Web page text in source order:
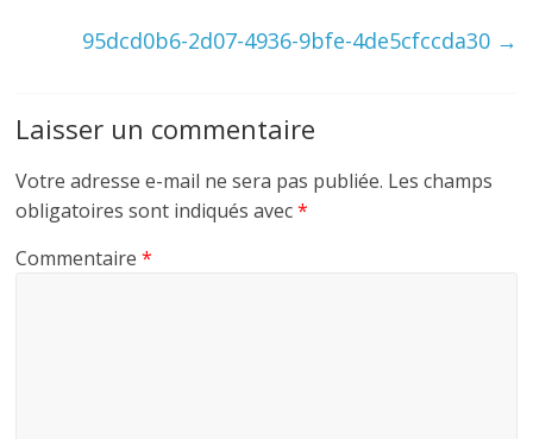
95dcd0b6-2d07-4936-9bfe-4de5cfccda30 →
Laisser un commentaire
Votre adresse e-mail ne sera pas publiée. Les champs
obligatoires sont indiqués avec*
Commentaire*